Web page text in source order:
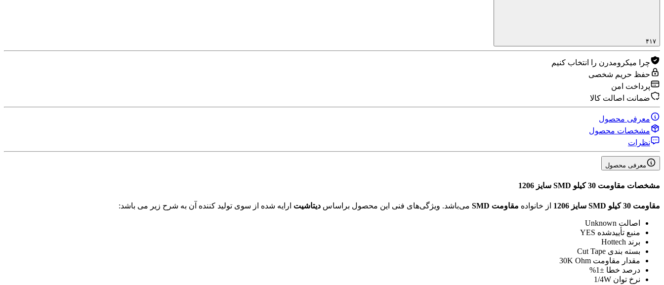
۴۱۷
چرا میکرومدرن را انتخاب کنیم
حفظ حریم شخصی
پرداخت امن
ضمانت اصالت کالا
معرفی محصول
مشخصات محصول
نظرات
معرفی محصول
مشخصات مقاومت 30 کیلو SMD سایز 1206
مقاومت 30 کیلو SMD سایز 1206 از خانواده مقاومت SMD می‌باشد. ویژگی‌های فنی این محصول براساس دیتاشیت ارایه شده از سوی تولید کننده آن به شرح زیر می باشد:
اصالت Unknown
منبع تأیید‌شده YES
برند Hottech
بسته بندی Cut Tape
مقدار مقاومت 30K Ohm
درصد خطا ±1%
نرخ توان 1/4W